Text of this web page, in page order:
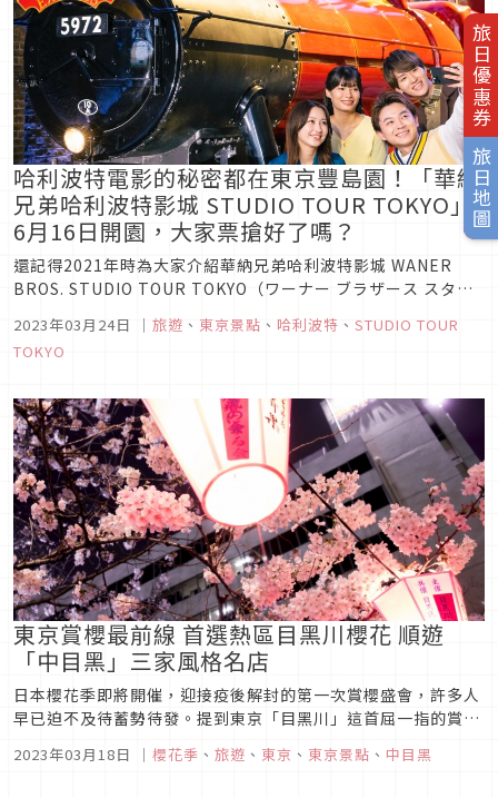
旅日優惠券
旅日地圖
哈利波特電影的秘密都在東京豐島園！「華納
兄弟哈利波特影城 STUDIO TOUR TOKYO」
6月16日開園，大家票搶好了嗎？
還記得2021年時為大家介紹華納兄弟哈利波特影城 WANER
BROS. STUDIO TOUR TOKYO（ワーナー ブラザース スタジ
of Harry Potter（メイキング・オブ・ハリー・ポッター）園
區了嗎？終於在2023年初...
2023年03月24日 ｜ 旅遊 、 東京景點 、 哈利波特 、 STUDIO TOUR
TOKYO
東京賞櫻最前線 首選熱區目黑川櫻花 順遊
「中目黑」三家風格名店
日本櫻花季即將開催，迎接疫後解封的第一次賞櫻盛會，許多人
早已迫不及待蓄勢待發。提到東京「目黑川」這首屈一指的賞櫻
熱門景點，3月下旬至4月上旬沿岸吉野櫻將會相繼盛開，白天有
粉紅色的夢幻櫻花隧道，晚上的夜櫻更是絕美。這次要介紹三家
2023年03月18日 ｜ 櫻花季 、 旅遊 、 東京 、 東京景點 、 中目黑